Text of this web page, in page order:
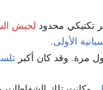
تكتيكي محدود لجيش
الأولى.